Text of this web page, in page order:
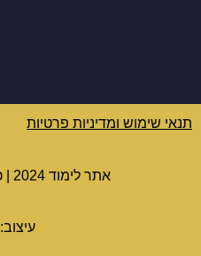
תנאי שימוש ומדיניות פרטיות
אתר לימוד 2024 | כל הזכויות שמורות
עיצוב: